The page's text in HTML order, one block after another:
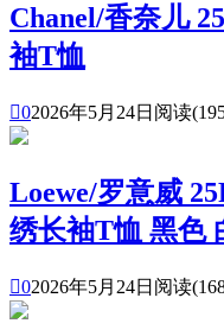
Chanel/香奈儿
袖T恤
02026年5月24日 阅读
Loewe/罗意威
绣长袖T恤 黑色
02026年5月24日 阅读